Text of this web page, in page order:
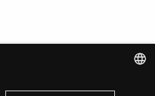
ITALIAN